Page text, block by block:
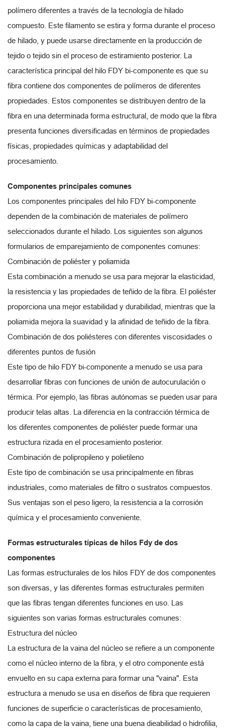
polímero diferentes a través de la tecnología de hilado
compuesto. Este filamento se estira y forma durante el proceso
de hilado, y puede usarse directamente en la producción de
tejido o tejido sin el proceso de estiramiento posterior. La
característica principal del hilo FDY bi-componente es que su
fibra contiene dos componentes de polímeros de diferentes
propiedades. Estos componentes se distribuyen dentro de la
fibra en una determinada forma estructural, de modo que la fibra
presenta funciones diversificadas en términos de propiedades
físicas, propiedades químicas y adaptabilidad del
procesamiento.
Componentes principales comunes
Los componentes principales del hilo FDY bi-componente
dependen de la combinación de materiales de polímero
seleccionados durante el hilado. Los siguientes son algunos
formularios de emparejamiento de componentes comunes:
Combinación de poliéster y poliamida
Esta combinación a menudo se usa para mejorar la elasticidad,
la resistencia y las propiedades de teñido de la fibra. El poliéster
proporciona una mejor estabilidad y durabilidad, mientras que la
poliamida mejora la suavidad y la afinidad de teñido de la fibra.
Combinación de dos poliésteres con diferentes viscosidades o
diferentes puntos de fusión
Este tipo de hilo FDY bi-componente a menudo se usa para
desarrollar fibras con funciones de unión de autocurulación o
térmica. Por ejemplo, las fibras autónomas se pueden usar para
producir telas altas. La diferencia en la contracción térmica de
los diferentes componentes de poliéster puede formar una
estructura rizada en el procesamiento posterior.
Combinación de polipropileno y polietileno
Este tipo de combinación se usa principalmente en fibras
industriales, como materiales de filtro o sustratos compuestos.
Sus ventajas son el peso ligero, la resistencia a la corrosión
química y el procesamiento conveniente.
Formas estructurales típicas de hilos Fdy de dos
componentes
Las formas estructurales de los hilos FDY de dos componentes
son diversas, y las diferentes formas estructurales permiten
que las fibras tengan diferentes funciones en uso. Las
siguientes son varias formas estructurales comunes:
Estructura del núcleo
La estructura de la vaina del núcleo se refiere a un componente
como el núcleo interno de la fibra, y el otro componente está
envuelto en su capa externa para formar una "vaina". Esta
estructura a menudo se usa en diseños de fibra que requieren
funciones de superficie o características de procesamiento,
como la capa de la vaina, tiene una buena dieabilidad o hidrofilia,